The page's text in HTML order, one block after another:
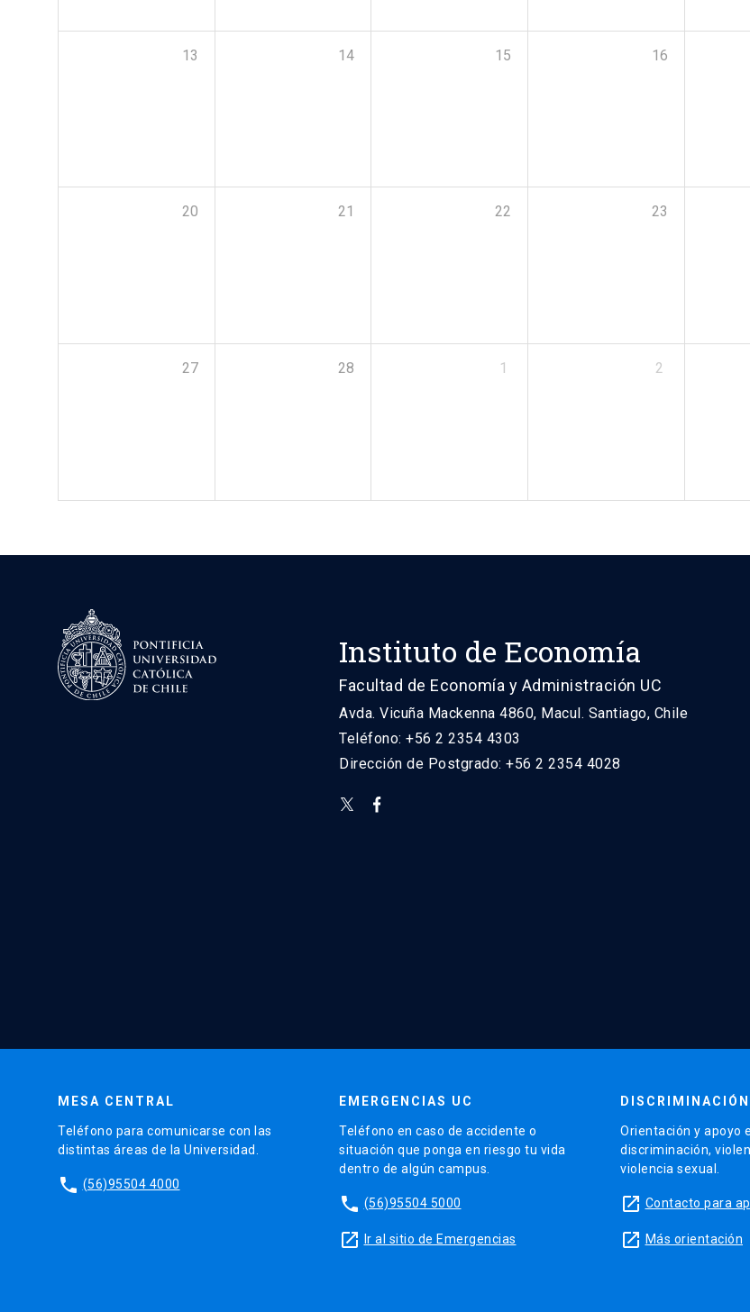
13 14 15 16
20 21 22 23
27 28 1 2
Instituto de Economía
Facultad de Economía y Administración UC
Avda. Vicuña Mackenna 4860, Macul. Santiago, Chile
Teléfono: +56 2 2354 4303
Dirección de Postgrado: +56 2 2354 4028
MESA CENTRAL
Teléfono para comunicarse con las
distintas áreas de la Universidad.
phone (56)95504 4000
EMERGENCIAS UC
Teléfono en caso de accidente o
situación que ponga en riesgo tu vida
dentro de algún campus.
phone (56)95504 5000
launch Ir al sitio de Emergencias
Orientación y apoyo
discriminación,
violencia sexual.
launch Contacto para
launch Más orientación